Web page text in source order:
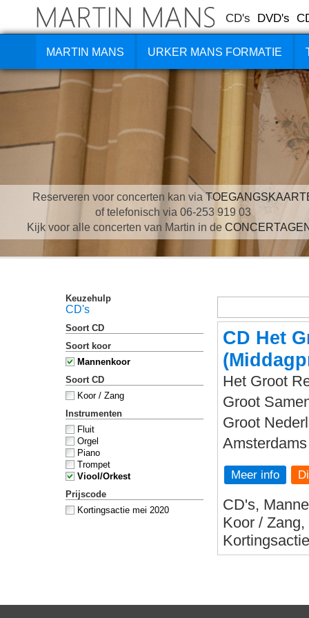
CD's DVD's
MARTIN MANS URKER MANS FORMATIE
Reserveren voor concerten kan via
of telefonisch via 06-253 919 03
Kijk voor alle concerten van Martin in de
Keuzehulp
CD's
Soort CD
Soort koor
Mannenkoor
Soort CD
Koor / Zang
Instrumenten
Fluit
Orgel
Piano
Trompet
Viool/Orkest
Prijscode
Kortingsactie mei 2020
CD Het
Het Groot
Groot
Groot
Meer info
CD's,
Koor /